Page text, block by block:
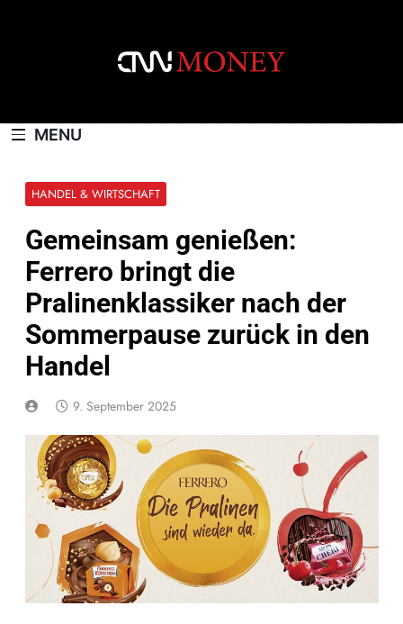
MENU
HANDEL & WIRTSCHAFT
Gemeinsam genießen:
Ferrero bringt die
Pralinenklassiker nach der
Sommerpause zurück in den
Handel
9. September 2025